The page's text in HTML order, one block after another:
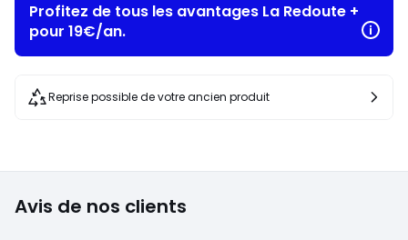
Profitez de tous les avantages La Redoute +
pour 19€/an.
Reprise possible de votre ancien produit
Avis de nos clients